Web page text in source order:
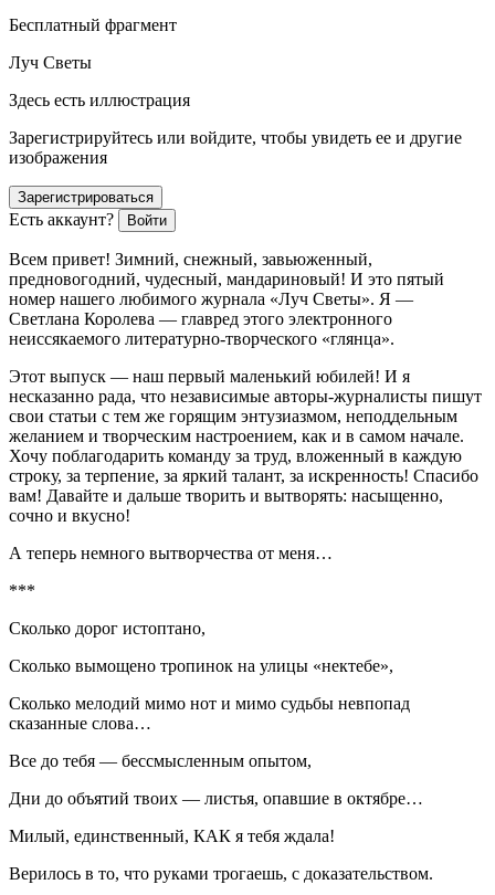
Бесплатный фрагмент
Луч Светы
Здесь есть иллюстрация
Зарегистрируйтесь или войдите, чтобы увидеть ее и другие
изображения
Зарегистрироваться
Есть аккаунт? Войти
Всем привет! Зимний, снежный, завьюженный,
предновогодний, чудесный, мандариновый! И это пятый
номер нашего любимого журнала «Луч Светы». Я —
Светлана Королева — главред этого электронного
неиссякаемого литературно-творческого «глянца».
Этот выпуск — наш первый маленький юбилей! И я
несказанно рада, что независимые авторы-журналисты пишут
свои статьи с тем же горящим энтузиазмом, неподдельным
желанием и творческим настроением, как и в самом начале.
Хочу поблагодарить команду за труд, вложенный в каждую
строку, за терпение, за яркий талант, за искренность! Спасибо
вам! Давайте и дальше творить и вытворять: насыщенно,
сочно и вкусно!
А теперь немного вытворчества от меня…
***
Сколько дорог истоптано,
Сколько вымощено тропинок на улицы «нектебе»,
Сколько мелодий мимо нот и мимо судьбы невпопад
сказанные слова…
Все до тебя — бессмысленным опытом,
Дни до объятий твоих — листья, опавшие в октябре…
Милый, единственный, КАК я тебя ждала!
Верилось в то, что руками трогаешь, с доказательством.